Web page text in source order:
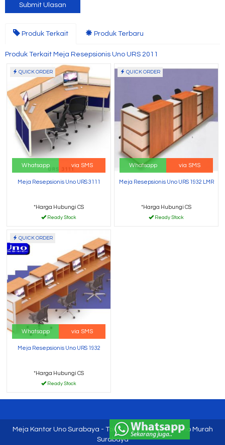
Produk Terkait Produk Terbaru
Produk Terkait Meja Resepsionis Uno URS 2011
QUICK ORDER
Whatsapp via SMS
Meja Resepsionis Uno URS 3111
*Harga Hubungi CS
Ready Stock
QUICK ORDER
Whatsapp via SMS
Meja Resepsionis Uno URS 1932 LMR
*Harga Hubungi CS
Ready Stock
QUICK ORDER
Whatsapp via SMS
Meja Resepsionis Uno URS 1932
*Harga Hubungi CS
Ready Stock
Meja Kantor Uno Surabaya - Toko Jual Meja Kantor Uno Murah
Surabaya